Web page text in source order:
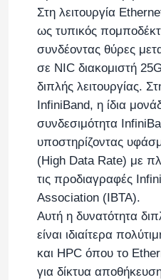
Στη λειτουργία
ως τυπικός
συνδέοντας θύρες
σε NIC διακομιστή
διπλής λειτουργίας.
InfiniBand, η ίδια
συνδεσιμότητα
υποστηρίζοντας
(High Data Rate) με
τις προδιαγραφές
Association (IBTA).
Αυτή η δυνατότητα
είναι ιδιαίτερα
και HPC όπου το
για δίκτυα